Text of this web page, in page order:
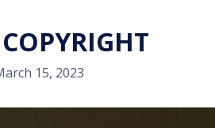
15, 2023